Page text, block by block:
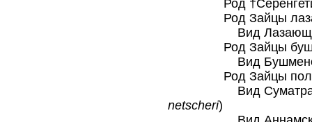
Род
Род Зайцы
Вид Лазающий
Род Зайцы
Вид Бушменов
Род Зайцы
Вид
netscheri)